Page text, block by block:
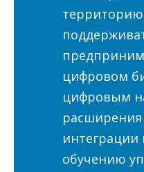
цифровом
цифровым
интеграции
обучению